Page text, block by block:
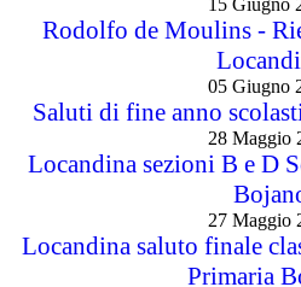
15 Giugno
Rodolfo de Moulins -
05 Giugno
Saluti di fine anno
28 Maggio
Locandina sezioni B e D
27 Maggio
Locandina saluto finale
Primaria